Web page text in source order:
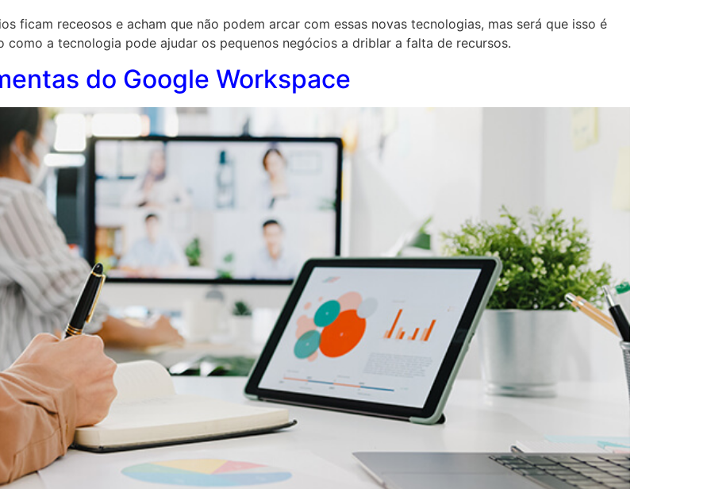
ficam receosos e acham que não podem arcar com essas novas tecnologias, mas será que isso é
como a tecnologia pode ajudar os pequenos negócios a driblar a falta de recursos.
do Google Workspace